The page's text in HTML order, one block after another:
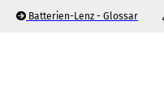
Batterien-Lenz - Glossar